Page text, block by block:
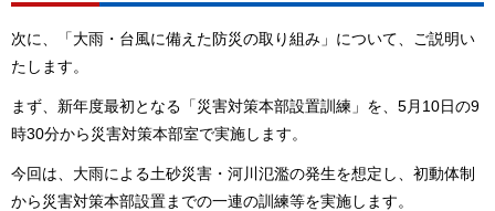
次に、「大雨・台風に備えた防災の取り組み」について、ご説明い
たします。
まず、新年度最初となる「災害対策本部設置訓練」を、5月10日の9
時30分から災害対策本部室で実施します。
今回は、大雨による土砂災害・河川氾濫の発生を想定し、初動体制
から災害対策本部設置までの一連の訓練等を実施します。